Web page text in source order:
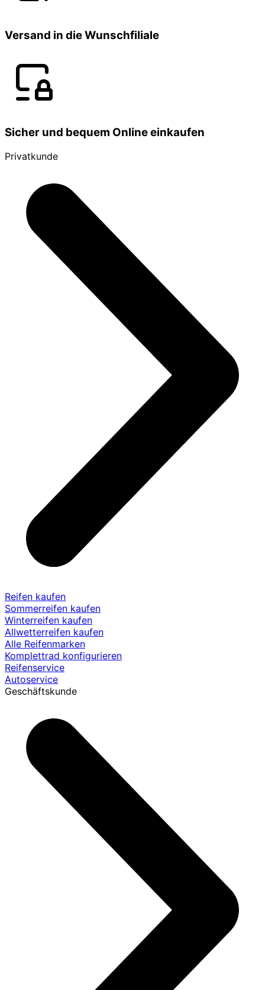
Versand in die Wunschfiliale
Sicher und bequem Online einkaufen
Privatkunde
Reifen kaufen
Sommerreifen kaufen
Winterreifen kaufen
Allwetterreifen kaufen
Alle Reifenmarken
Komplettrad konfigurieren
Reifenservice
Autoservice
Geschäftskunde